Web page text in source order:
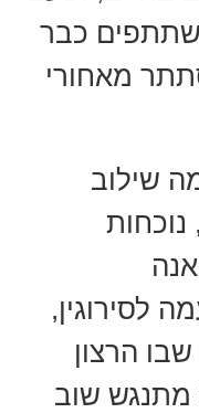
כבר
מאחורי
שילוב
לסירוגין,
הרצון
מתנגש שוב